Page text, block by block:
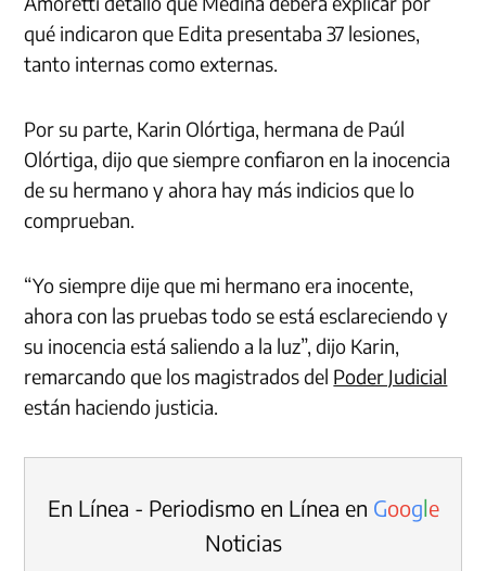
qué indicaron que Edita presentaba 37 lesiones,
tanto internas como externas.
Por su parte, Karin Olórtiga, hermana de Paúl
Olórtiga, dijo que siempre confiaron en la inocencia
de su hermano y ahora hay más indicios que lo
comprueban.
“Yo siempre dije que mi hermano era inocente,
ahora con las pruebas todo se está esclareciendo y
su inocencia está saliendo a la luz”, dijo Karin,
remarcando que los magistrados del Poder Judicial
están haciendo justicia.
En Línea - Periodismo en Línea en Google
Noticias